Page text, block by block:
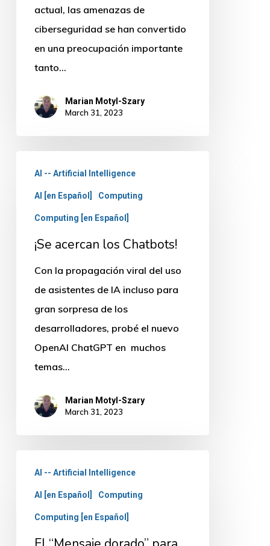
datos
personales
empresariales
actual, las amenazas de
ciberseguridad se han convertido
en una preocupación importante
tanto…
Marian Motyl-Szary
March 31, 2023
acercan
Chatbots!
AI -- Artificial Intelligence
AI [en Español] Computing
Computing [en Español]
¡Se acercan los Chatbots!
Con la propagación viral del uso
de asistentes de IA incluso para
gran sorpresa de los
desarrolladores, probé el nuevo
OpenAI ChatGPT en muchos
temas…
Marian Motyl-Szary
March 31, 2023
“Mensaje
dorado”
para
crear
AI -- Artificial Intelligence
AI [en Español] Computing
Computing [en Español]